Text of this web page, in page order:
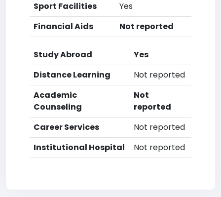
Sport Facilities
Yes
Financial Aids
Not reported
Study Abroad
Yes
Distance Learning
Not reported
Academic
Counseling
Not
reported
Career Services
Not reported
Institutional Hospital
Not reported